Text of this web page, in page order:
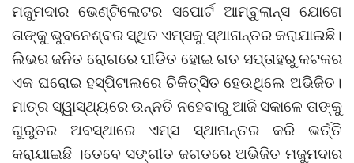
ମଜୁମଦାର ଭେଣ୍ଟିଲେଟର ସପୋର୍ଟ ଆମ୍ବୁଲାନ୍ସ ଯୋଗେ
ତାଙ୍କୁ ଭୁବନେଶ୍ବର ସ୍ଥିତ ଏମ୍ସକୁ ସ୍ଥାନାନ୍ତର କରାଯାଇଛି।
ଲିଭର ଜନିତ ରୋଗରେ ପୀଡିତ ହୋଇ ଗତ ସପ୍ତାହରୁ କଟକର
ଏକ ଘରୋଇ ହସ୍ପିଟାଲରେ ଚିକିତ୍ସିତ ହେଉଥିଲେ ଅଭିଜିତ।
ମାତ୍ର ସ୍ୱାସ୍ଥ୍ୟରେ ଉନ୍ନତି ନହେବାରୁ ଆଜି ସକାଳେ ତାଙ୍କୁ
ଗୁରୁତର ଅବସ୍ଥାରେ ଏମ୍ସ ସ୍ଥାନାନ୍ତର କରି ଭର୍ତ୍ତି
କରାଯାଇଛି ।ତେବେ ସଙ୍ଗୀତ ଜଗତରେ ଅଭିଜିତ ମଜୁମଦାର